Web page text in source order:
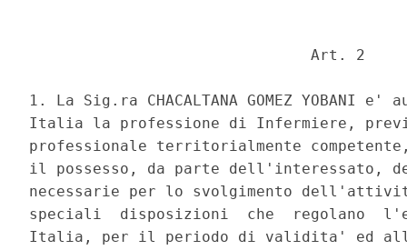
                               Art. 2
1. La Sig.ra CHACALTANA GOMEZ
Italia la professione di Infermiere,
professionale territorialmente
il possesso, da parte dell'interessato,
necessarie per lo svolgimento
speciali  disposizioni  che  regolano
Italia, per il periodo di validita' ed